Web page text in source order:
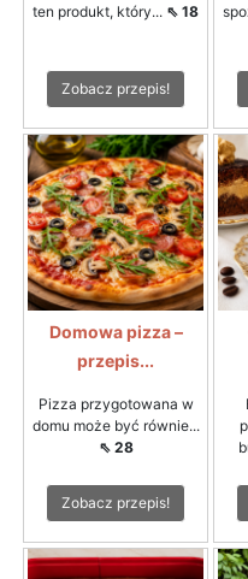
ten produkt, który... ⇖ 18
Zobacz przepis!
Domowa pizza –
przepis...
Pizza przygotowana w
domu może być równie...
⇖ 28
Zobacz przepis!